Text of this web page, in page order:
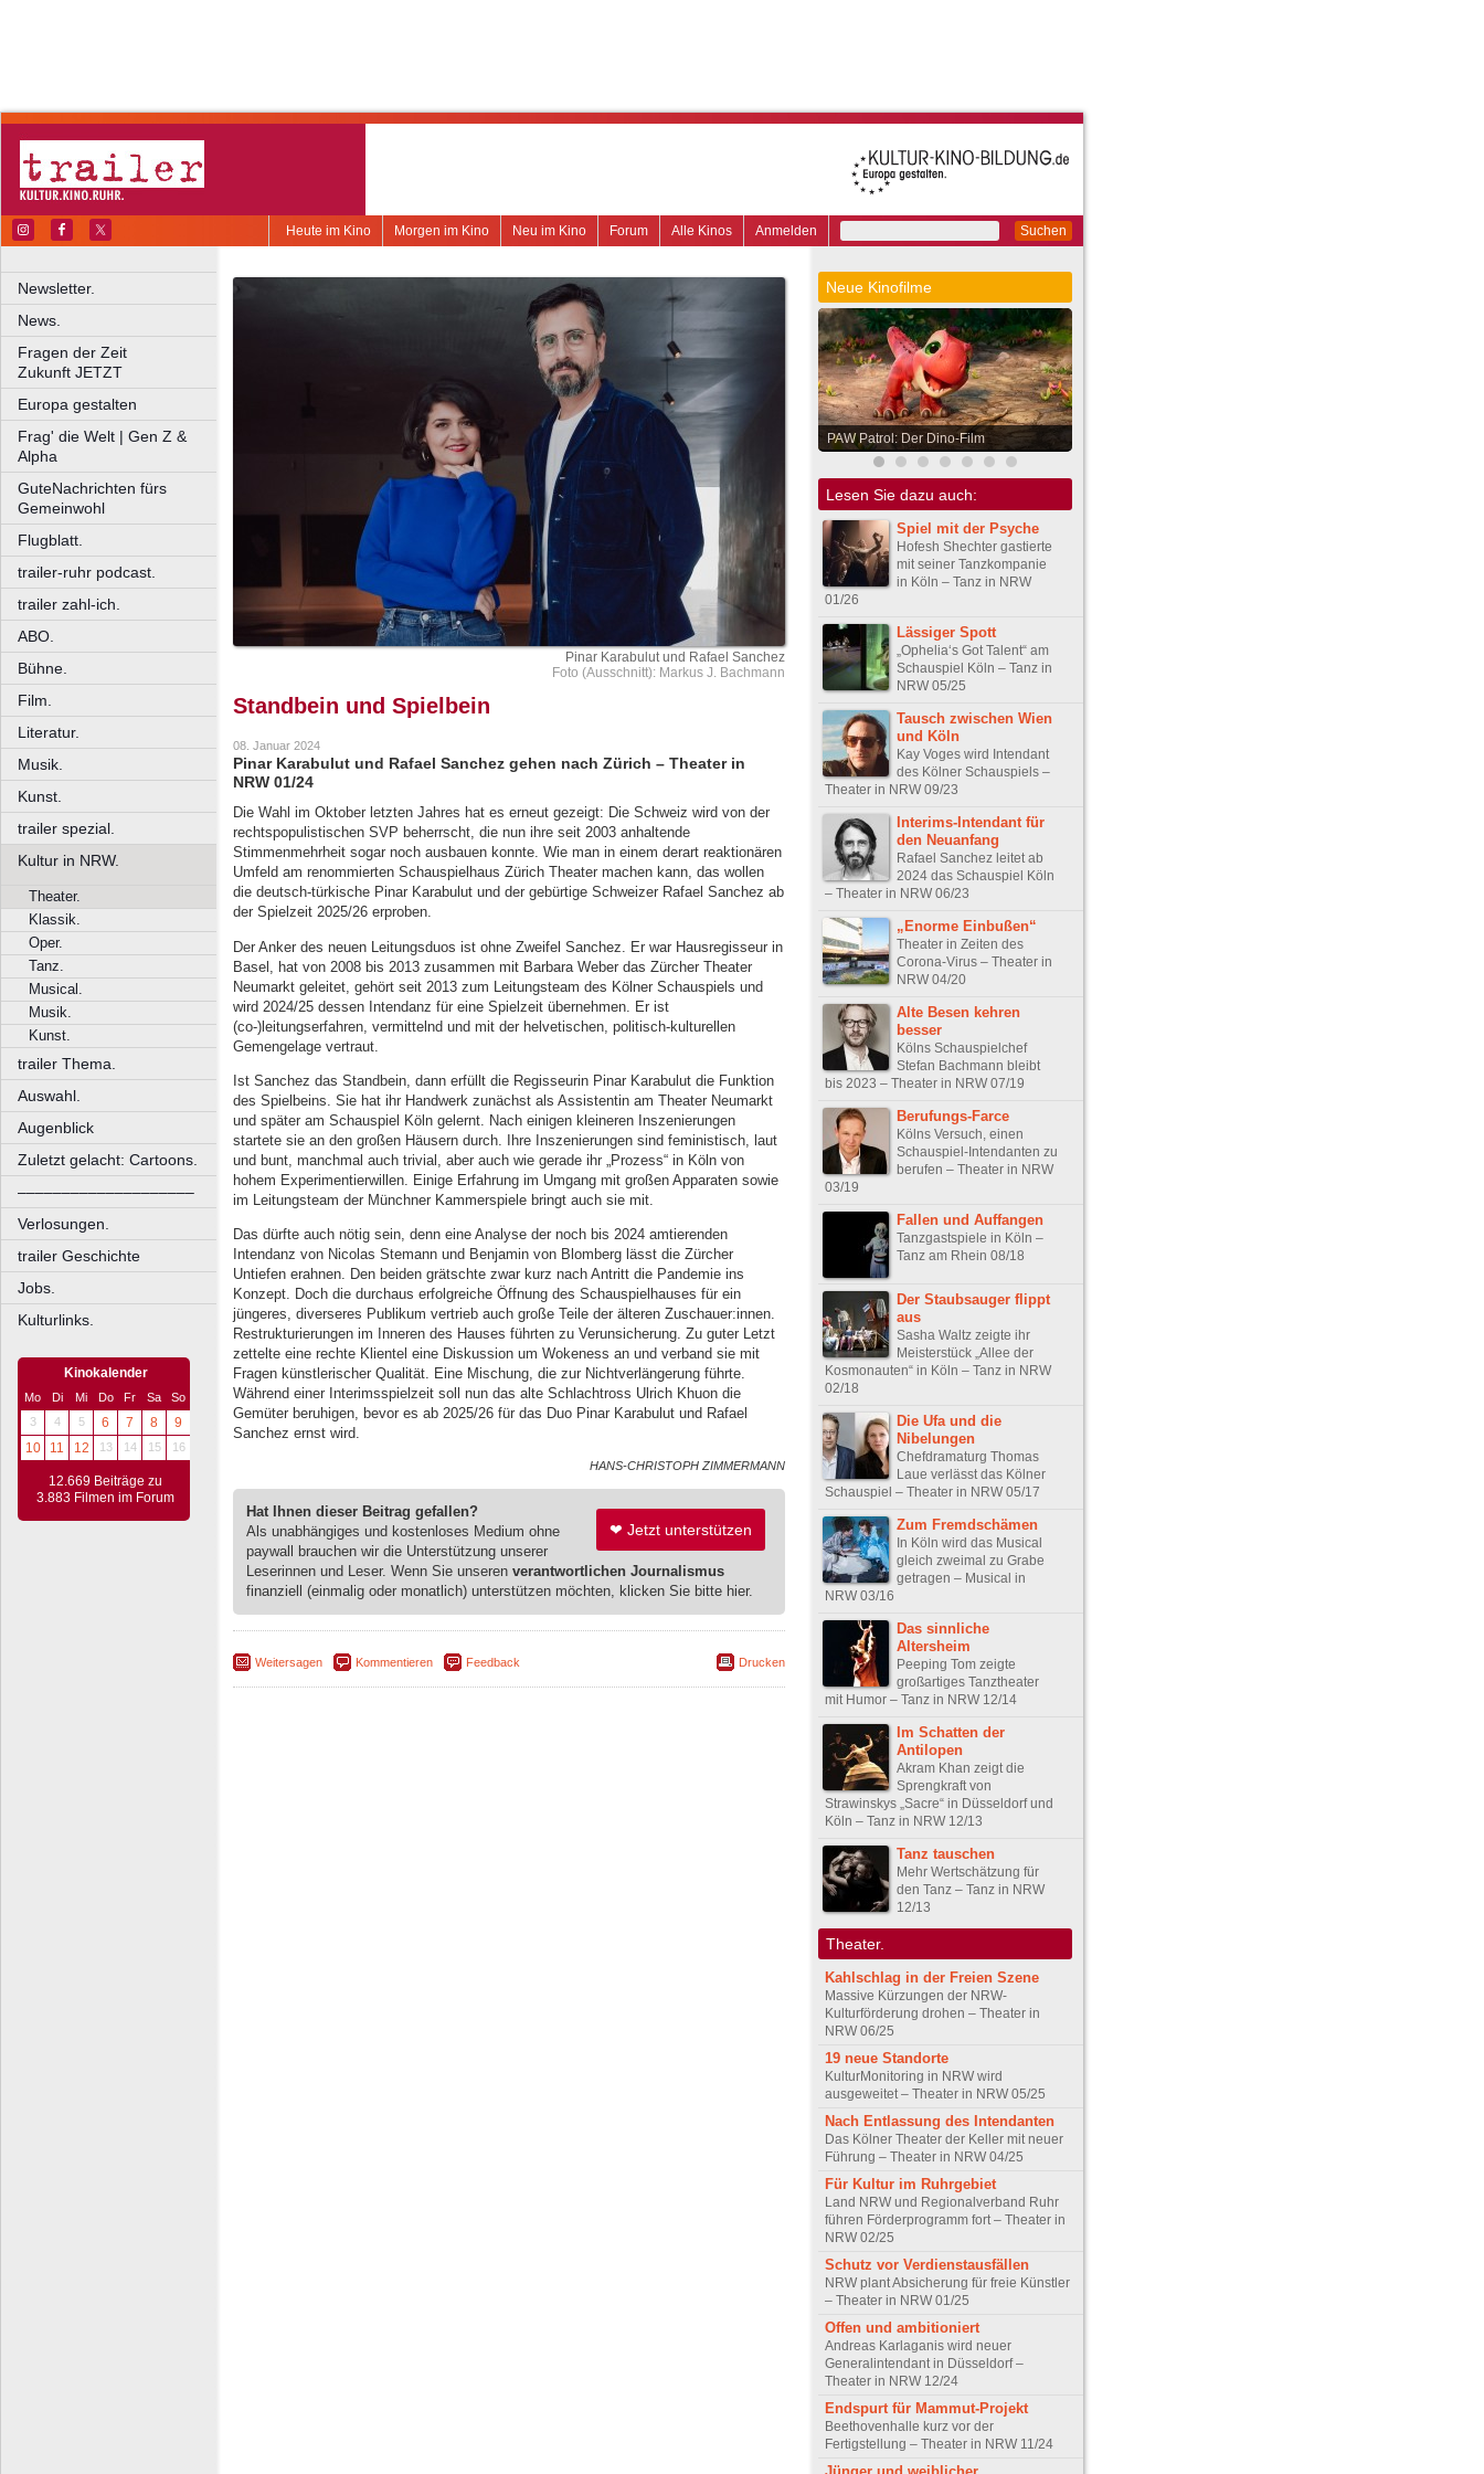
Suchen
Anmelden
Alle Kinos
Forum
Neu im Kino
Morgen im Kino
Heute im Kino
Newsletter.
News.
Fragen der Zeit
Zukunft JETZT
Europa gestalten
Frag' die Welt | Gen Z &
Alpha
GuteNachrichten fürs
Gemeinwohl
Flugblatt.
trailer-ruhr podcast.
trailer zahl-ich.
ABO.
Bühne.
Film.
Literatur.
Musik.
Kunst.
trailer spezial.
Kultur in NRW.
Theater.
Klassik.
Oper.
Tanz.
Musical.
Musik.
Kunst.
trailer Thema.
Auswahl.
Augenblick
Zuletzt gelacht: Cartoons.
––––––––––––––––––––
Verlosungen.
trailer Geschichte
Jobs.
Kulturlinks.
Kinokalender
Mo Di Mi Do Fr Sa
So
3
4 5 6 7 8
9
10
11 12 13 14 15 16
12.669 Beiträge zu
3.883 Filmen im Forum
Pinar Karabulut und Rafael Sanchez
Foto (Ausschnitt): Markus J. Bachmann
Standbein und Spielbein
08. Januar 2024
Pinar Karabulut und Rafael Sanchez gehen nach Zürich – Theater in
NRW 01/24
Die Wahl im Oktober letzten Jahres hat es erneut gezeigt: Die Schweiz wird von der
rechtspopulistischen SVP beherrscht, die nun ihre seit 2003 anhaltende
Stimmenmehrheit sogar noch ausbauen konnte. Wie man in einem derart reaktionären
Umfeld am renommierten Schauspielhaus Zürich Theater machen kann, das wollen
die deutsch-türkische Pinar Karabulut und der gebürtige Schweizer Rafael Sanchez ab
der Spielzeit 2025/26 erproben.
Der Anker des neuen Leitungsduos ist ohne Zweifel Sanchez. Er war Hausregisseur in
Basel, hat von 2008 bis 2013 zusammen mit Barbara Weber das Zürcher Theater
Neumarkt geleitet, gehört seit 2013 zum Leitungsteam des Kölner Schauspiels und
wird 2024/25 dessen Intendanz für eine Spielzeit übernehmen. Er ist
(co-)leitungserfahren, vermittelnd und mit der helvetischen, politisch-kulturellen
Gemengelage vertraut.
Ist Sanchez das Standbein, dann erfüllt die Regisseurin Pinar Karabulut die Funktion
des Spielbeins. Sie hat ihr Handwerk zunächst als Assistentin am Theater Neumarkt
und später am Schauspiel Köln gelernt. Nach einigen kleineren Inszenierungen
startete sie an den großen Häusern durch. Ihre Inszenierungen sind feministisch, laut
und bunt, manchmal auch trivial, aber auch wie gerade ihr „Prozess“ in Köln von
hohem Experimentierwillen. Einige Erfahrung im Umgang mit großen Apparaten sowie
im Leitungsteam der Münchner Kammerspiele bringt auch sie mit.
Das dürfte auch nötig sein, denn eine Analyse der noch bis 2024 amtierenden
Intendanz von Nicolas Stemann und Benjamin von Blomberg lässt die Zürcher
Untiefen erahnen. Den beiden grätschte zwar kurz nach Antritt die Pandemie ins
Konzept. Doch die durchaus erfolgreiche Öffnung des Schauspielhauses für ein
jüngeres, diverseres Publikum vertrieb auch große Teile der älteren Zuschauer:innen.
Restrukturierungen im Inneren des Hauses führten zu Verunsicherung. Zu guter Letzt
zettelte eine rechte Klientel eine Diskussion um Wokeness an und verband sie mit
Fragen künstlerischer Qualität. Eine Mischung, die zur Nichtverlängerung führte.
Während einer Interimsspielzeit soll nun das alte Schlachtross Ulrich Khuon die
Gemüter beruhigen, bevor es ab 2025/26 für das Duo Pinar Karabulut und Rafael
Sanchez ernst wird.
HANS-CHRISTOPH ZIMMERMANN
❤ Jetzt unterstützen
Hat Ihnen dieser Beitrag gefallen?
Als unabhängiges und kostenloses Medium ohne
paywall brauchen wir die Unterstützung unserer
Leserinnen und Leser. Wenn Sie unseren verantwortlichen Journalismus
finanziell (einmalig oder monatlich) unterstützen möchten, klicken Sie bitte hier.
Weitersagen Kommentieren Feedback Drucken
Neue Kinofilme
PAW Patrol: Der Dino-Film
Lesen Sie dazu auch:
Spiel mit der Psyche
Hofesh Shechter gastierte
mit seiner Tanzkompanie
in Köln – Tanz in NRW
01/26
Lässiger Spott
„Ophelia‘s Got Talent“ am
Schauspiel Köln – Tanz in
NRW 05/25
Tausch zwischen Wien
und Köln
Kay Voges wird Intendant
des Kölner Schauspiels –
Theater in NRW 09/23
Interims-Intendant für
den Neuanfang
Rafael Sanchez leitet ab
2024 das Schauspiel Köln
– Theater in NRW 06/23
„Enorme Einbußen“
Theater in Zeiten des
Corona-Virus – Theater in
NRW 04/20
Alte Besen kehren
besser
Kölns Schauspielchef
Stefan Bachmann bleibt
bis 2023 – Theater in NRW 07/19
Berufungs-Farce
Kölns Versuch, einen
Schauspiel-Intendanten zu
berufen – Theater in NRW
03/19
Fallen und Auffangen
Tanzgastspiele in Köln –
Tanz am Rhein 08/18
Der Staubsauger flippt
aus
Sasha Waltz zeigte ihr
Meisterstück „Allee der
Kosmonauten“ in Köln – Tanz in NRW
02/18
Die Ufa und die
Nibelungen
Chefdramaturg Thomas
Laue verlässt das Kölner
Schauspiel – Theater in NRW 05/17
Zum Fremdschämen
In Köln wird das Musical
gleich zweimal zu Grabe
getragen – Musical in
NRW 03/16
Das sinnliche
Altersheim
Peeping Tom zeigte
großartiges Tanztheater
mit Humor – Tanz in NRW 12/14
Im Schatten der
Antilopen
Akram Khan zeigt die
Sprengkraft von
Strawinskys „Sacre“ in Düsseldorf und
Köln – Tanz in NRW 12/13
Tanz tauschen
Mehr Wertschätzung für
den Tanz – Tanz in NRW
12/13
Theater.
Kahlschlag in der Freien Szene
Massive Kürzungen der NRW-
Kulturförderung drohen – Theater in
NRW 06/25
19 neue Standorte
KulturMonitoring in NRW wird
ausgeweitet – Theater in NRW 05/25
Nach Entlassung des Intendanten
Das Kölner Theater der Keller mit neuer
Führung – Theater in NRW 04/25
Für Kultur im Ruhrgebiet
Land NRW und Regionalverband Ruhr
führen Förderprogramm fort – Theater in
NRW 02/25
Schutz vor Verdienstausfällen
NRW plant Absicherung für freie Künstler
– Theater in NRW 01/25
Offen und ambitioniert
Andreas Karlaganis wird neuer
Generalintendant in Düsseldorf –
Theater in NRW 12/24
Endspurt für Mammut-Projekt
Beethovenhalle kurz vor der
Fertigstellung – Theater in NRW 11/24